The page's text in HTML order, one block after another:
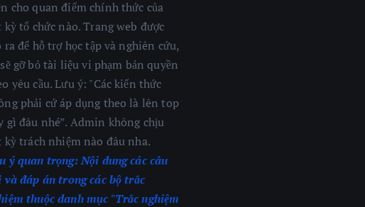
cho quan điểm chính thức của
kỳ tổ chức nào. Trang web được
ra để hỗ trợ học tập và nghiên cứu,
gỡ bỏ tài liệu vi phạm bản quyền
yêu cầu. Lưu ý: "Các kiến thức
phải cứ áp dụng theo là lên top
gì đâu nhé”. Admin không chịu
kỳ trách nhiệm nào đâu nha.
ý quan trọng:Nội dung các câu
và đáp án trong các bộ trắc
thuộc danh mục "Trắc nghiệm